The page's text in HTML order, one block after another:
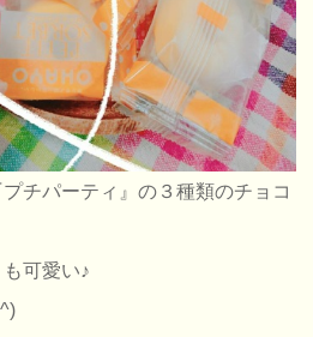
チパーティ』の３種類のチョコ
可愛い♪